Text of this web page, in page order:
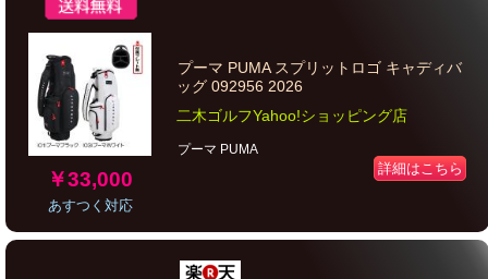
￥33,000
あすつく対応
プーマ PUMA スプリットロゴ キャディバ
ッグ 092956 2026
二木ゴルフYahoo!ショッピング店
プーマ PUMA
詳細はこちら